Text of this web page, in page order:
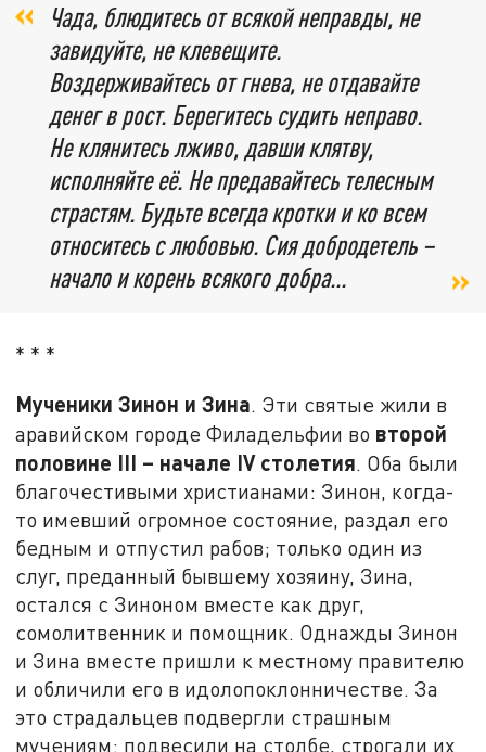
Чада, блюдитесь от всякой неправды, не
завидуйте, не клевещите.
Воздерживайтесь от гнева, не отдавайте
денег в рост. Берегитесь судить неправо.
Не клянитесь лживо, давши клятву,
исполняйте её. Не предавайтесь телесным
страстям. Будьте всегда кротки и ко всем
относитесь с любовью. Сия добродетель –
начало и корень всякого добра...
* * *
Мученики Зинон и Зина. Эти святые жили в
аравийском городе Филадельфии во второй
половине III – начале IVстолетия. Оба были
благочестивыми христианами: Зинон, когда-
то имевший огромное состояние, раздал его
бедным и отпустил рабов; только один из
слуг, преданный бывшему хозяину, Зина,
остался с Зиноном вместе как друг,
сомолитвенник и помощник. Однажды Зинон
и Зина вместе пришли к местному правителю
и обличили его в идолопоклонничестве. За
это страдальцев подвергли страшным
мучениям: подвесили на столбе, строгали их